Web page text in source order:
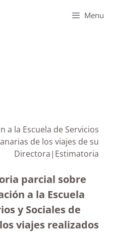
Menu
a la Escuela de Servicios
de los viajes de su
Directora| Estimatoria
parcial sobre
a la Escuela
y Sociales de
viajes realizados